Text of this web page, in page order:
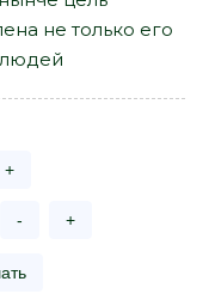
не только его
людей
+
- +